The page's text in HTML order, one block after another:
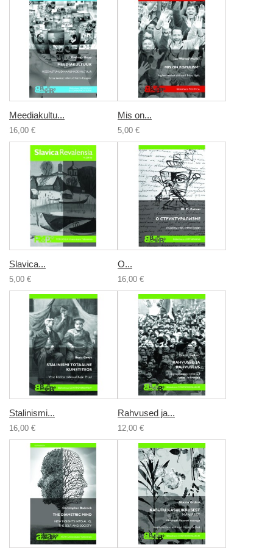
Meediakultu...
16,00 €
Mis on...
5,00 €
Slavica...
5,00 €
О...
16,00 €
Stalinismi...
16,00 €
Rahvused ja...
12,00 €